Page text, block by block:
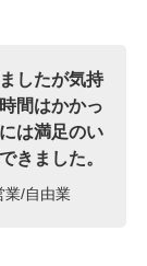
したが気持
間はかかっ
は満足のい
きました。
業/自由業